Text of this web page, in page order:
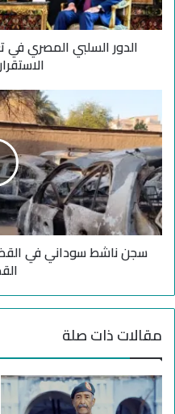
س
ل
ل
م
ص
ر
ي
ف
ي
ت
ع
ا
ح
ا
ل
س
الدور السلبي المصري
ج
ن
ن
ا
ش
ط
س
و
ي
ي
ق
ض
سجن ناشط سوداني في
مقالات ذات صلة